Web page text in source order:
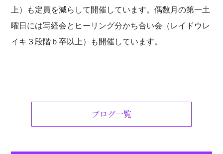
上）も定員を減らして開催しています。偶数月の第一土
曜日には写経会とヒーリング分かち合い会（レイドウレ
イキ３段階ｂ卒以上）も開催しています。
ブログ一覧